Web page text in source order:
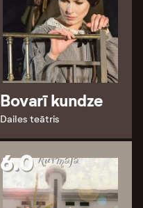
Bovarī kundze
Dailes teātris
6.0